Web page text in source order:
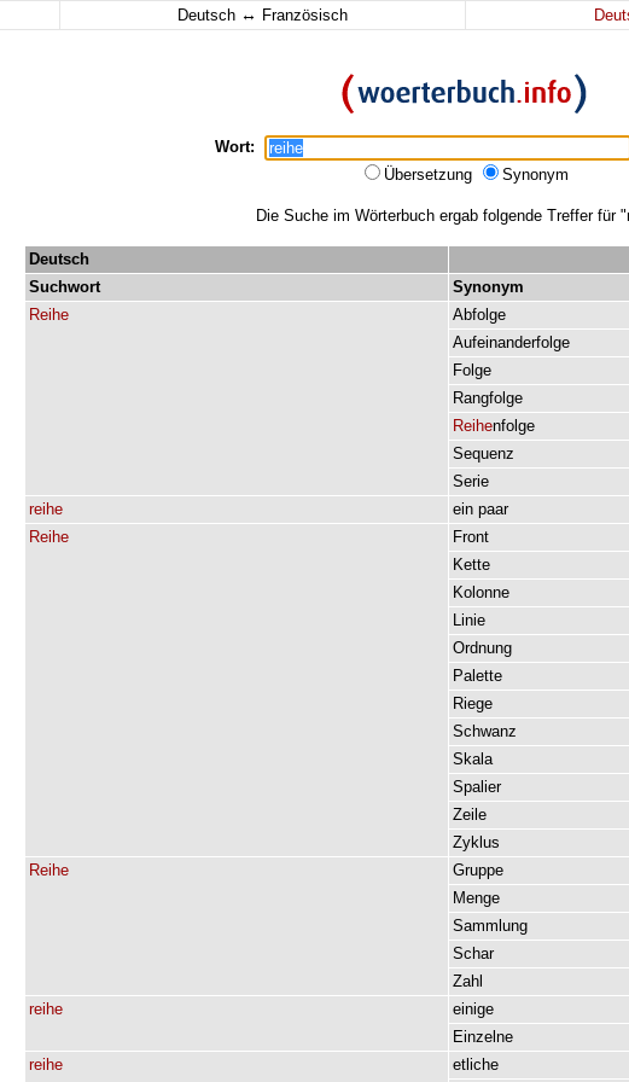
Deutsch ↔ Französisch
Wort:
Übersetzung
Synonym
Die Suche im Wörterbuch ergab folgende Treffer für
Deutsch
Suchwort
Synonym
Reihe
Abfolge
Aufeinanderfolge
Folge
Rangfolge
Reihenfolge
Sequenz
Serie
reihe
ein paar
Reihe
Front
Kette
Kolonne
Linie
Ordnung
Palette
Riege
Schwanz
Skala
Spalier
Zeile
Zyklus
Reihe
Gruppe
Menge
Sammlung
Schar
Zahl
reihe
einige
Einzelne
reihe
etliche